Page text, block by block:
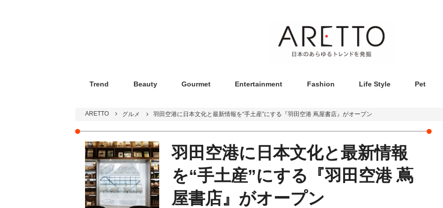
Trend Beauty Gourmet Entertainment Fashion Life Style Pet
ARETTO グルメ 羽田空港に日本文化と最新情報を“手土産”にする『羽田空港 蔦屋書店』がオープン
羽田空港に日本文化と最新情報
を“手土産”にする『羽田空港 蔦
屋書店』がオープン